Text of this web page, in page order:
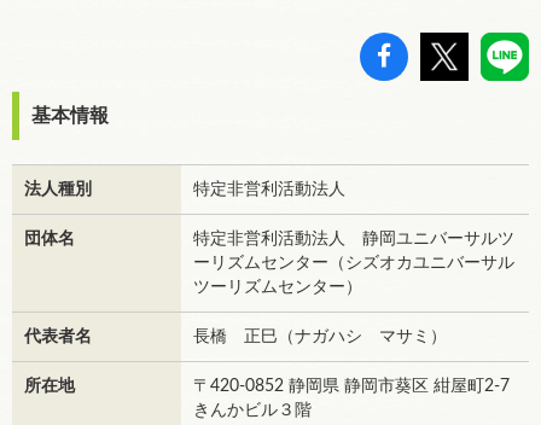
基本情報
法人種別 特定非営利活動法人
団体名
特定非営利活動法人 静岡ユニバーサルツ
ーリズムセンター（シズオカユニバーサル
ツーリズムセンター）
代表者名 長橋 正巳（ナガハシ マサミ）
所在地
〒420-0852 静岡県 静岡市葵区 紺屋町2-7
きんかビル３階